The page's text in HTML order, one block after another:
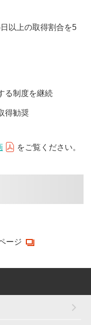
以上の取得割合を5
る制度を継続
得勧奨
をご覧ください。
ージ